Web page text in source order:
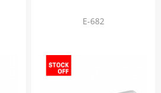
E-682